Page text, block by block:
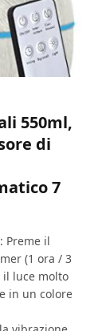
550ml,
di
7
Preme il
(1 ora / 3
il luce molto
in un colore